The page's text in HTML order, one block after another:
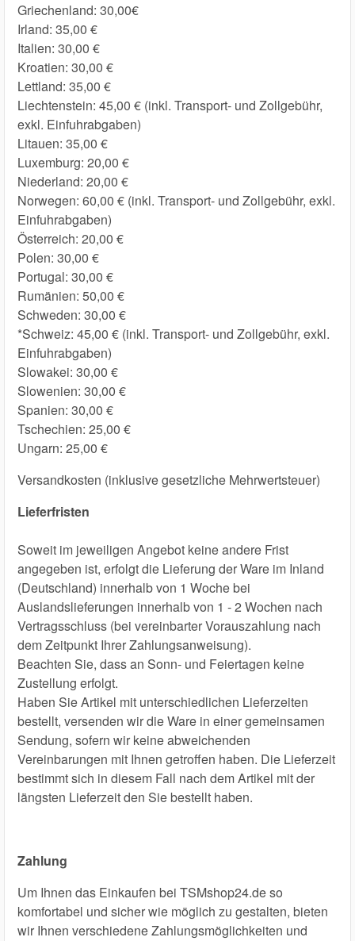
Griechenland: 30,00€
Irland: 35,00 €
Italien: 30,00 €
Kroatien: 30,00 €
Lettland: 35,00 €
Liechtenstein: 45,00 € (inkl. Transport- und Zollgebühr,
exkl. Einfuhrabgaben)
Litauen: 35,00 €
Luxemburg: 20,00 €
Niederland: 20,00 €
Norwegen: 60,00 € (inkl. Transport- und Zollgebühr, exkl.
Einfuhrabgaben)
Österreich: 20,00 €
Polen: 30,00 €
Portugal: 30,00 €
Rumänien: 50,00 €
Schweden: 30,00 €
*Schweiz: 45,00 € (inkl. Transport- und Zollgebühr, exkl.
Einfuhrabgaben)
Slowakei: 30,00 €
Slowenien: 30,00 €
Spanien: 30,00 €
Tschechien: 25,00 €
Ungarn: 25,00 €
Versandkosten (inklusive gesetzliche Mehrwertsteuer)
Lieferfristen
Soweit im jeweiligen Angebot keine andere Frist
angegeben ist, erfolgt die Lieferung der Ware im Inland
(Deutschland) innerhalb von 1 Woche bei
Auslandslieferungen innerhalb von 1 - 2 Wochen nach
Vertragsschluss (bei vereinbarter Vorauszahlung nach
dem Zeitpunkt Ihrer Zahlungsanweisung).
Beachten Sie, dass an Sonn- und Feiertagen keine
Zustellung erfolgt.
Haben Sie Artikel mit unterschiedlichen Lieferzeiten
bestellt, versenden wir die Ware in einer gemeinsamen
Sendung, sofern wir keine abweichenden
Vereinbarungen mit Ihnen getroffen haben. Die Lieferzeit
bestimmt sich in diesem Fall nach dem Artikel mit der
längsten Lieferzeit den Sie bestellt haben.
Zahlung
Um Ihnen das Einkaufen bei TSMshop24.de so
komfortabel und sicher wie möglich zu gestalten, bieten
wir Ihnen verschiedene Zahlungsmöglichkeiten und